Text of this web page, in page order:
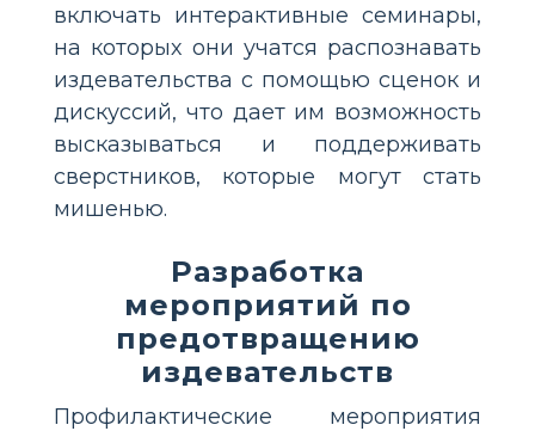
включать интерактивные семинары,
на которых они учатся распознавать
издевательства с помощью сценок и
дискуссий, что дает им возможность
высказываться и поддерживать
сверстников, которые могут стать
мишенью.
Разработка
мероприятий по
предотвращению
издевательств
Профилактические мероприятия